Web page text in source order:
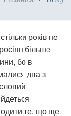
років не
більше
бо в
два з
те, що ще